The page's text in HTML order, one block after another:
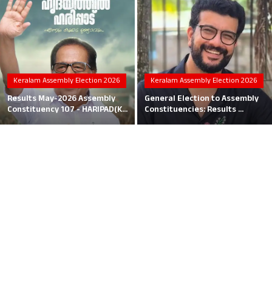
Local News
Earn Money
Tutorials
Malayalam
Keralam Assembly Election 2026
Results May-2026 Assembly
Constituency 107 - HARIPAD(K...
Keralam Assembly Election 2026
General Election to Assembly
Constituencies: Results ...